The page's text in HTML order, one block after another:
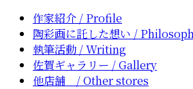
作家紹介 / Profile
陶彩画に託した想い /
執筆活動 / Writing
佐賀ギャラリー / Gallery
他店舗 / Other stores